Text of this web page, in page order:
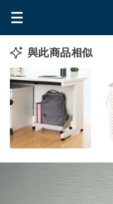
與此商品相似